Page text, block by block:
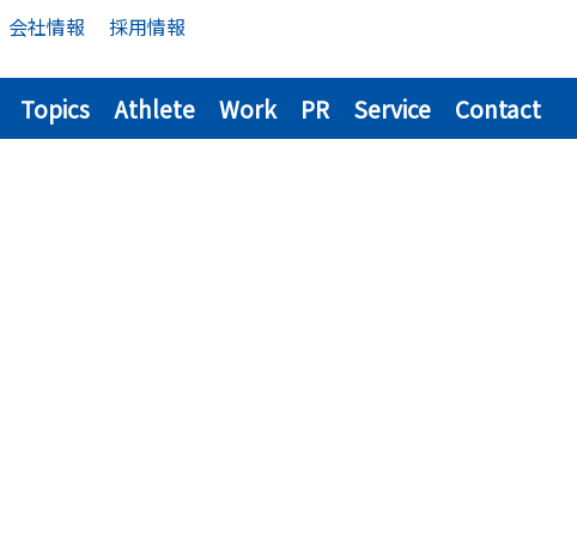
会社情報 採用情報
Topics Athlete Work PR Service Contact